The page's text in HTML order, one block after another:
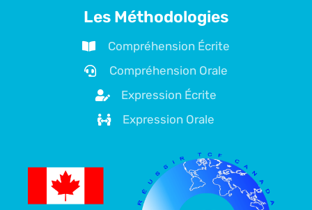
Les Méthodologies
Compréhension Écrite
Compréhension Orale
Expression Écrite
Expression Orale